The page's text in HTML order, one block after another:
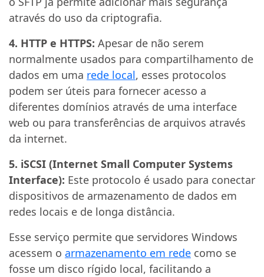
através do uso da criptografia.
4. HTTP e HTTPS: Apesar de não serem
normalmente usados para compartilhamento de
dados em uma rede local, esses protocolos
podem ser úteis para fornecer acesso a
diferentes domínios através de uma interface
web ou para transferências de arquivos através
da internet.
5. iSCSI (Internet Small Computer Systems
Interface): Este protocolo é usado para conectar
dispositivos de armazenamento de dados em
redes locais e de longa distância.
Esse serviço permite que servidores Windows
acessem o armazenamento em rede como se
fosse um disco rígido local, facilitando a